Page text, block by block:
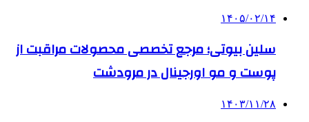
۱۴۰۵/۰۲/۱۴
سلین بیوتی؛ مرجع تخصصی محصولات مراقبت از
پوست و مو اورجینال در مرودشت
۱۴۰۳/۱۱/۲۸